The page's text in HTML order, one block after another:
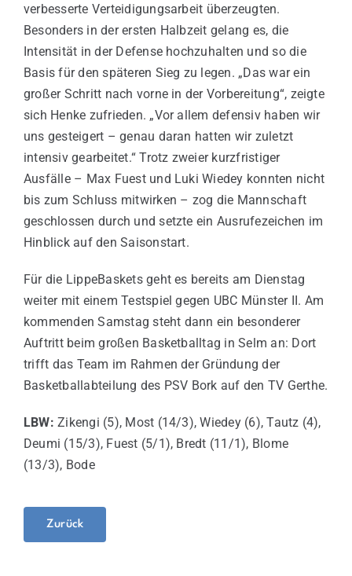
verbesserte Verteidigungsarbeit überzeugten.
Besonders in der ersten Halbzeit gelang es, die
Intensität in der Defense hochzuhalten und so die
Basis für den späteren Sieg zu legen. „Das war ein
großer Schritt nach vorne in der Vorbereitung“, zeigte
sich Henke zufrieden. „Vor allem defensiv haben wir
uns gesteigert – genau daran hatten wir zuletzt
intensiv gearbeitet.“ Trotz zweier kurzfristiger
Ausfälle – Max Fuest und Luki Wiedey konnten nicht
bis zum Schluss mitwirken – zog die Mannschaft
geschlossen durch und setzte ein Ausrufezeichen im
Hinblick auf den Saisonstart.
Für die LippeBaskets geht es bereits am Dienstag
weiter mit einem Testspiel gegen UBC Münster II. Am
kommenden Samstag steht dann ein besonderer
Auftritt beim großen Basketballtag in Selm an: Dort
trifft das Team im Rahmen der Gründung der
Basketballabteilung des PSV Bork auf den TV Gerthe.
LBW:Zikengi (5), Most (14/3), Wiedey (6), Tautz (4),
Deumi (15/3), Fuest (5/1), Bredt (11/1), Blome
(13/3), Bode
Zurück